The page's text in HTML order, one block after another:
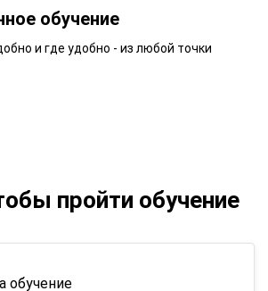
обучение
и где удобно - из любой точки
пройти обучение
обучение